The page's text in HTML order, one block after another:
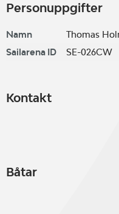
Personuppgifter
Namn
Thomas
Sailarena ID
SE-026CW
Kontakt
Båtar